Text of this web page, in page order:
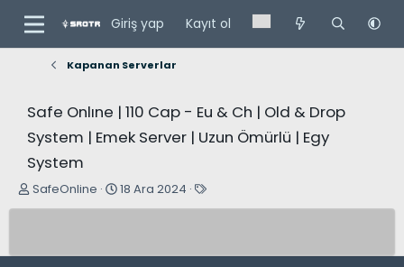
Giriş yap Kayıt ol
Kapanan Serverlar
Safe Onlıne | 110 Cap - Eu & Ch | Old & Drop
System | Emek Server | Uzun Ömürlü | Egy
System
K
o
SafeOnline
B
a
18 Ara 2024
E
t